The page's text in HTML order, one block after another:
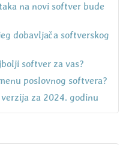
na novi softver bude
dobavljača softverskog
softver za vas?
poslovnog softvera?
za 2024. godinu